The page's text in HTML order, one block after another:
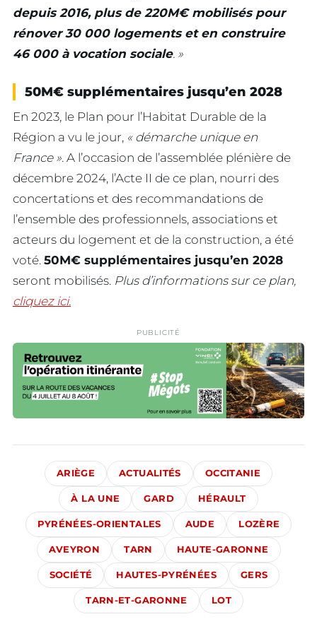
depuis 2016, plus de 220M€ mobilisés pour
rénover 30 000 logements et en construire
46 000 à vocation sociale. »
50M€ supplémentaires jusqu’en 2028
En 2023, le Plan pour l’Habitat Durable de la
Région a vu le jour, « démarche unique en
France ». A l’occasion de l’assemblée plénière de
décembre 2024, l’Acte II de ce plan, nourri des
concertations et des recommandations de
l’ensemble des professionnels, associations et
acteurs du logement et de la construction, a été
voté. 50M€ supplémentaires jusqu’en 2028
seront mobilisés. Plus d’informations sur ce plan,
cliquez ici.
PUBLICITÉ
ARIÈGE ACTUALITÉS OCCITANIE
À LA UNE GARD HÉRAULT
PYRÉNÉES-ORIENTALES AUDE LOZÈRE
AVEYRON TARN HAUTE-GARONNE
SOCIÉTÉ HAUTES-PYRÉNÉES GERS
TARN-ET-GARONNE LOT